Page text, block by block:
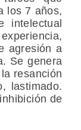
los 7 años,
intelectual
agresión a
Se genera
resanción
lastimado.
de